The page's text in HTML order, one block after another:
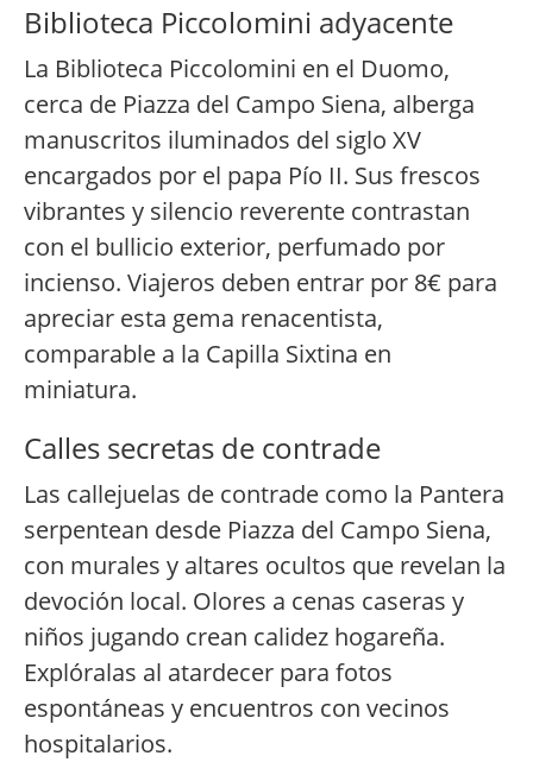
Biblioteca Piccolomini adyacente
La Biblioteca Piccolomini en el Duomo,
cerca de Piazza del Campo Siena, alberga
manuscritos iluminados del siglo XV
encargados por el papa Pío II. Sus frescos
vibrantes y silencio reverente contrastan
con el bullicio exterior, perfumado por
incienso. Viajeros deben entrar por 8€ para
apreciar esta gema renacentista,
comparable a la Capilla Sixtina en
miniatura.
Calles secretas de contrade
Las callejuelas de contrade como la Pantera
serpentean desde Piazza del Campo Siena,
con murales y altares ocultos que revelan la
devoción local. Olores a cenas caseras y
niños jugando crean calidez hogareña.
Explóralas al atardecer para fotos
espontáneas y encuentros con vecinos
hospitalarios.